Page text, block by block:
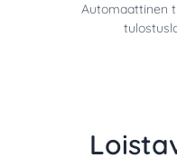
Automaattinen